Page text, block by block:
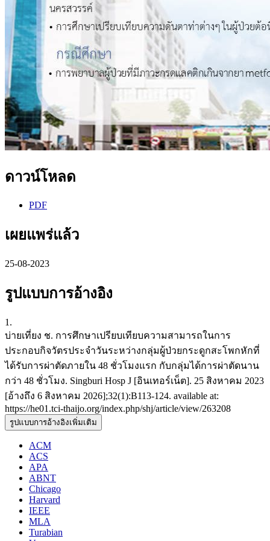
ดาวน์โหลด
PDF
เผยแพร่แล้ว
25-08-2023
รูปแบบการอ้างอิง
1.
บ่ายเที่ยง ช. การศึกษาเปรียบเทียบความสามารถในการ
ประกอบกิจวัตรประจำวันระหว่างกลุ่มผู้ป่วยกระดูกสะโพกหักที่
ได้รับการผ่าตัดภายใน 48 ชั่วโมงแรก กับกลุ่มได้การผ่าตัดนาน
กว่า 48 ชั่วโมง. Singburi Hosp J [อินเทอร์เน็ต]. 25 สิงหาคม 2023
[อ้างถึง 6 สิงหาคม 2026];32(1):B113-124. available at:
https://he01.tci-thaijo.org/index.php/shj/article/view/263208
รูปแบบการอ้างอิงเพิ่มเติม
ACM
ACS
APA
ABNT
Chicago
Harvard
IEEE
MLA
Turabian